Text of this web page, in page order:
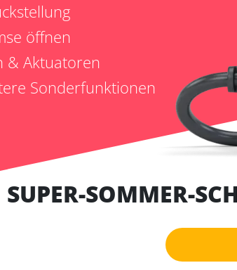
öffnen
& Aktuatoren
Sonderfunktionen
SUPER-SOMMER-